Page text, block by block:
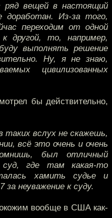
вещей в настоящий
доработан. Из-за того,
переходим от одной
другой, то, например,
выполнять решение
Ну, я не знаю,
цивилизованных
бы действительно,
вслух не скажешь,
всё это очень и очень
был отличный
суд, где там какая-то
хамить судье и
за неуважение к суду.
вообще в США как-